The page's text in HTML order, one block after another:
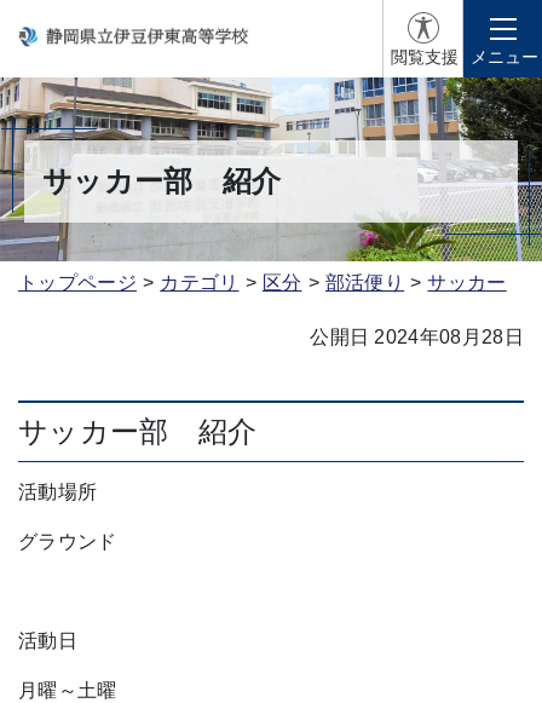
閲覧支援 メニュー
サッカー部 紹介
トップページ カテゴリ 区分 部活便り サッカー
公開日 2024年08月28日
サッカー部 紹介
活動場所
グラウンド
活動日
月曜～土曜